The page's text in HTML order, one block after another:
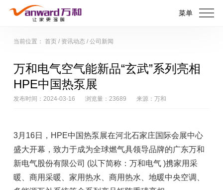
菜单
当前位置： 首页/ 资讯动态 / 公司新闻
万和电气空气能新品“玄武”系列亮相
HPE中国热泵展
发布时间：2024-03-16 浏览量：23689 来源：万和
3月16日，HPE中国热泵展在河北石家庄国际会展中心
盛大开幕，致力于成为全球燃气具领导品牌的广东万和
新电气股份有限公司 (以下简称：万和电气 )携家用采
暖、商用采暖、家用热水、商用热水、地暖中央空调、